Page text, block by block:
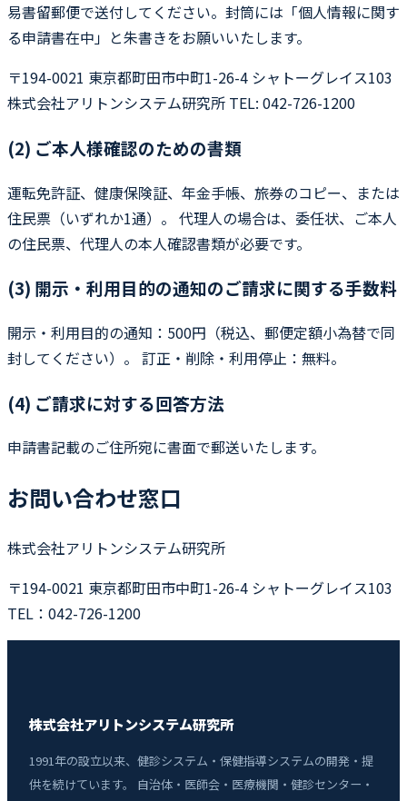
易書留郵便で送付してください。封筒には「個人情報に関す
る申請書在中」と朱書きをお願いいたします。
〒194-0021 東京都町田市中町1-26-4 シャトーグレイス103
株式会社アリトンシステム研究所 TEL: 042-726-1200
(2) ご本人様確認のための書類
運転免許証、健康保険証、年金手帳、旅券のコピー、または
住民票（いずれか1通）。 代理人の場合は、委任状、ご本人
の住民票、代理人の本人確認書類が必要です。
(3) 開示・利用目的の通知のご請求に関する手数料
開示・利用目的の通知：500円（税込、郵便定額小為替で同
封してください）。 訂正・削除・利用停止：無料。
(4) ご請求に対する回答方法
申請書記載のご住所宛に書面で郵送いたします。
お問い合わせ窓口
株式会社アリトンシステム研究所
〒194-0021 東京都町田市中町1-26-4 シャトーグレイス103
TEL：042-726-1200
株式会社アリトンシステム研究所
1991年の設立以来、健診システム・保健指導システムの開発・提
供を続けています。 自治体・医師会・医療機関・健診センター・